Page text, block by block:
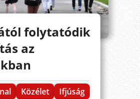
folytatódik
az
Közélet
Ifjúság